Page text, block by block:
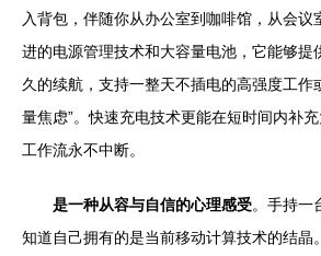
入背包，伴随你从办公室到咖啡馆，从会议
进的电源管理技术和大容量电池，它能够提
久的续航，支持一整天不插电的高强度工作
量焦虑”。快速充电技术更能在短时间内补
工作流永不中断。
是一种从容与自信的心理感受。手持一
知道自己拥有的是当前移动计算技术的结晶